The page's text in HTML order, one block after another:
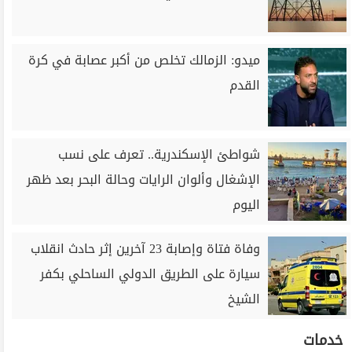
ميدو: الزمالك تخلص من أكبر عصابة في كرة
القدم
شواطئ الإسكندرية.. تعرف على نسب
الإشغال وألوان الرايات وحالة البحر بعد ظهر
اليوم
وفاة فتاة وإصابة 23 آخرين إثر حادث انقلاب
سيارة على الطريق الدولي الساحلي بكفر
الشيخ
خدمات